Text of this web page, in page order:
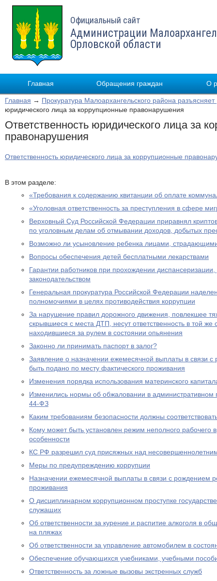
Официальный сайт
Администрации
Орловской области
Главная Обращения граждан О
Главная → Прокуратура Малоархангельского района разъясняет
юридического лица за коррупционные правонарушения
Ответственность юридического лица за
правонарушения
Ответственность юридического лица за коррупционные
В этом разделе:
«Требования к содержанию квитанции об оплате
«Уголовная ответственность за преступления в сфере
Верховный Суд Российской Федерации приравнял
по уголовным делам об отмывании доходов, добытых
Возможно ли усыновление ребенка лицами,
Вопросы обеспечения детей бесплатными лекарствами
Гарантии работников при прохождении
законодательством
Генеральная прокуратура Российской Федерации
полномочиями в целях противодействия коррупции
За нарушение правил дорожного движения, повлекшее
скрывшиеся с места ДТП, несут ответственность в той же
находившиеся за рулем в состоянии опьянения
Законно ли принимать паспорт в залог?
Заявление о назначении ежемесячной выплаты в связи
быть подано по месту фактического проживания
Изменения порядка использования материнского
Изменились нормы об обжаловании в
44-ФЗ
Каким требованиям безопасности должны
Кому может быть установлен режим неполного рабочего
особенности
КС РФ разрешил суд присяжных над
Меры по предупреждению коррупции
Назначении ежемесячной выплаты в связи с рождением
проживания
О дисциплинарном коррупционном проступке
служащих
Об ответственности за курение и распитие алкоголя в
на пляжах
Об ответственности за управление автомобилем в
Обеспечение обучающихся учебниками, учебными
Ответственность за ложные вызовы экстренных служб